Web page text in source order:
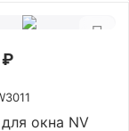
₽
окна NV